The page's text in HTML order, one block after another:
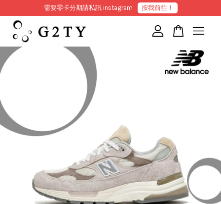
需要零卡分期請私訊 instagram 按我前往！
您的購物車目前還是空的。